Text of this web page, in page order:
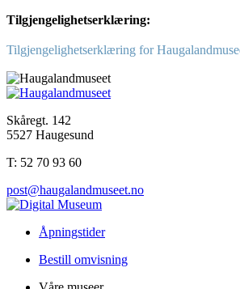
Tilgjengelighetserklæring:
Tilgjengelighetserklæring for
Skåregt. 142
5527 Haugesund
T: 52 70 93 60
post@haugalandmuseet.no
Åpningstider
Bestill omvisning